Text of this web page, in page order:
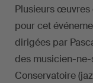
Plusieurs œuvres
pour cet
dirigées par
des musicien-ne-
Conservatoire